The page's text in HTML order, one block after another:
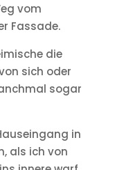
vom
Fassade.
die
sich oder
sogar
in
als ich von